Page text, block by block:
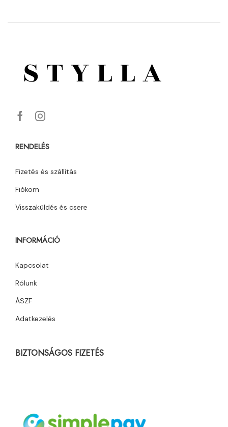
RENDELÉS
Fizetés és szállítás
Fiókom
Visszaküldés és csere
INFORMÁCIÓ
Kapcsolat
Rólunk
ÁSZF
Adatkezelés
BIZTONSÁGOS FIZETÉS